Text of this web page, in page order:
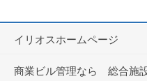
イリオスホームページ
商業ビル管理なら 総合施